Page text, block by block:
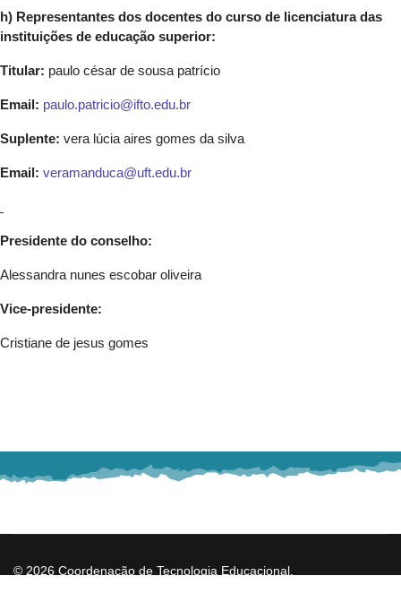
h) Representantes dos docentes do curso de licenciatura das
instituições de educação superior:
Titular: paulo césar de sousa patrício
Email: paulo.patricio@ifto.edu.br
Suplente: vera lúcia aires gomes da silva
Email: veramanduca@uft.edu.br
Presidente do conselho:
Alessandra nunes escobar oliveira
Vice-presidente:
Cristiane de jesus gomes
© 2026 Coordenação de Tecnologia Educacional.